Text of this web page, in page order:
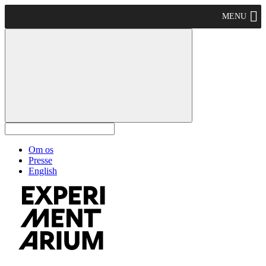
MENU
Om os
Presse
English